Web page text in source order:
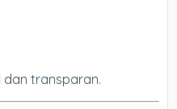
dan transparan.